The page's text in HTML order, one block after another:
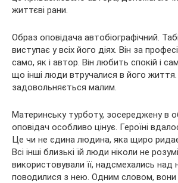
життєві рани.
Образ оповідача автобіографічний.
виступає у всіх його діях. Він за
само, як і автор. Він любить спокій і
що інші люди втручалися в його життя.
задовольняється малим.
Материнську турботу, зосереджену в
оповідач особливо цінує. Героїні
Це чи не єдина людина, яка щиро
Всі інші близькі їй люди ніколи не
використовували її, надсмехались над
поводилися з нею. Одним словом, вони